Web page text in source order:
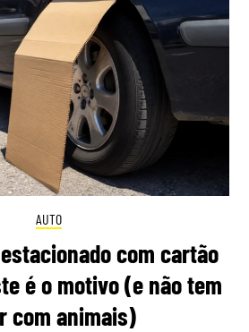
AUTO
com cartão
é o motivo (e não tem
com animais)